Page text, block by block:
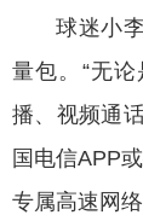
球迷小
量包。“无
播、视频通
国电信APP
专属高速网络